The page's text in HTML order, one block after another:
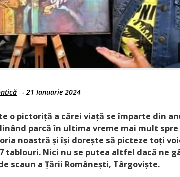
- 21 Ianuarie 2024
o pictoriță a cărei viață se împarte din
parcă în ultima vreme mai mult
noastră și își dorește să picteze toți
tablouri. Nici nu se putea altfel dacă ne
scaun a Țării Românești, Târgoviște.